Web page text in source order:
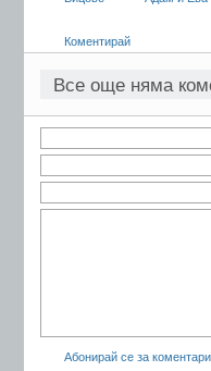
Коментирай
Все още няма
Абонирай се за